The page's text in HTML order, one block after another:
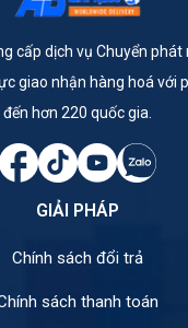
cấp dịch vụ Chuyển
giao nhận hàng hoá với
đến hơn 220 quốc gia.
GIẢI PHÁP
Chính sách đổi trả
sách thanh toán